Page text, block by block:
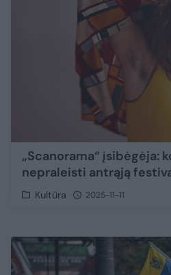
„Scanorama“ įsibėgėja:
nepraleisti antrąją
Kultūra 2025-11-11